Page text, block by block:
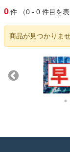
0 件 （0 - 0 件目を表
商品が見つかりま